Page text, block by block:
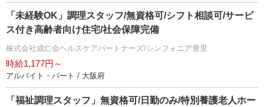
「未経験OK」調理スタッフ/無資格可/シフト相談可/サービ
ス付き高齢者向け住宅/社会保障完備
株式会社成仁会ヘルスケアパートナーズ/シンフォニア豊里
時給1,177円～
アルバイト・パート / 大阪府
「福祉調理スタッフ」無資格可/日勤のみ/特別養護老人ホー